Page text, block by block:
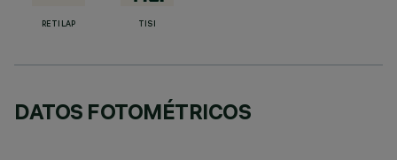
RETILAP TISI
DATOS FOTOMÉTRICOS